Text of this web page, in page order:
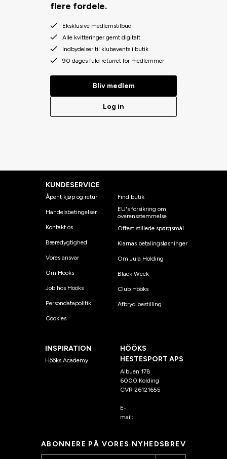
flere fordele.
Eksklusive medlemstilbud
Alle kvitteringer gemt digitalt
Indbydelser til klubevents i butik
90 dages fuld returret for medlemmer
Bliv medlem
Log in
KUNDESERVICE
Åpent kjøp og retur
Handelsbetingelser
Kontakt os
Bæredygtighed
Vores ansvar
Om Hööks
Job hos Hööks
Persondatapolitik
Cookies
Find butik
EU's forsikring om
overensstemmelse
Oftest stillede spørgsmål
Klarnas betalingsløsninger
Om Jula Holding
Black Week
Club Hööks
Afbryd bestilling
INSPIRATION
Hööks Academy
HÖÖKS
HESTESPORT APS
Albuen 17B
6000 Kolding
CVR 26121655
E-
mail:
ABONNERE PÅ VORES NYHEDSBREV